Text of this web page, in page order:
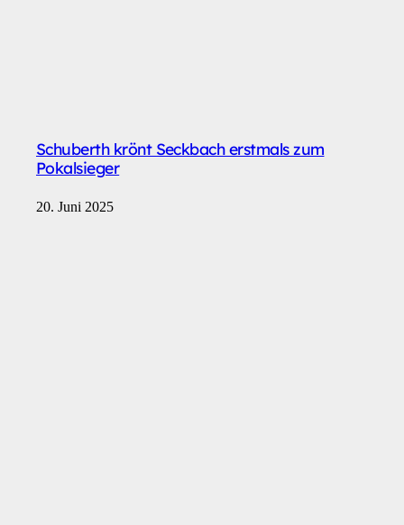
Schuberth krönt Seckbach erstmals zum
Pokalsieger
20. Juni 2025